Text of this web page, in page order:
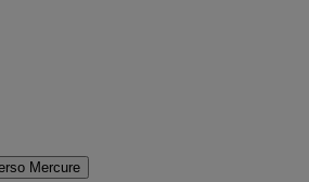
Mercure